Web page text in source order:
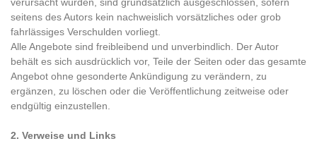
seitens des Autors kein nachweislich vorsätzliches oder grob
fahrlässiges Verschulden vorliegt.
Alle Angebote sind freibleibend und unverbindlich. Der Autor
behält es sich ausdrücklich vor, Teile der Seiten oder das gesamte
Angebot ohne gesonderte Ankündigung zu verändern, zu
ergänzen, zu löschen oder die Veröffentlichung zeitweise oder
endgültig einzustellen.
2. Verweise und Links